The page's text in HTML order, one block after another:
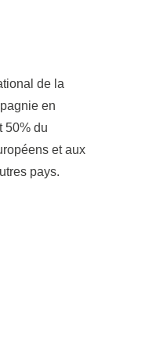
de la
en
50% du
et aux
pays.